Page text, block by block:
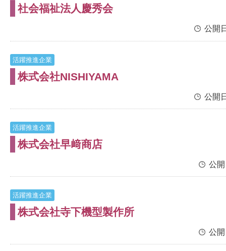
社会福祉法人慶秀会
公開
活躍推進企業
株式会社NISHIYAMA
公開
活躍推進企業
株式会社早﨑商店
公
活躍推進企業
株式会社寺下機型製作所
公